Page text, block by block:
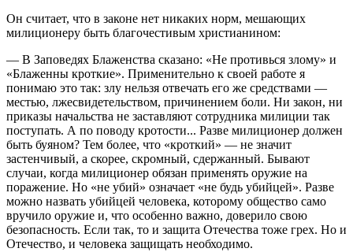
Он считает, что в законе нет никаких норм, мешающих
милиционеру быть благочестивым христианином:
— В Заповедях Блаженства сказано: «Не противься злому» и
«Блаженны кроткие». Применительно к своей работе я
понимаю это так: злу нельзя отвечать его же средствами —
местью, лжесвидетельством, причинением боли. Ни закон, ни
приказы начальства не заставляют сотрудника милиции так
поступать. А по поводу кротости... Разве милиционер должен
быть буяном? Тем более, что «кроткий» — не значит
застенчивый, а скорее, скромный, сдержанный. Бывают
случаи, когда милиционер обязан применять оружие на
поражение. Но «не убий» означает «не будь убийцей». Разве
можно назвать убийцей человека, которому общество само
вручило оружие и, что особенно важно, доверило свою
безопасность. Если так, то и защита Отечества тоже грех. Но и
Отечество, и человека защищать необходимо.